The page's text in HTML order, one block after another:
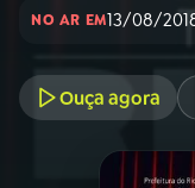
NO AR EM13/08/
Ouça agora